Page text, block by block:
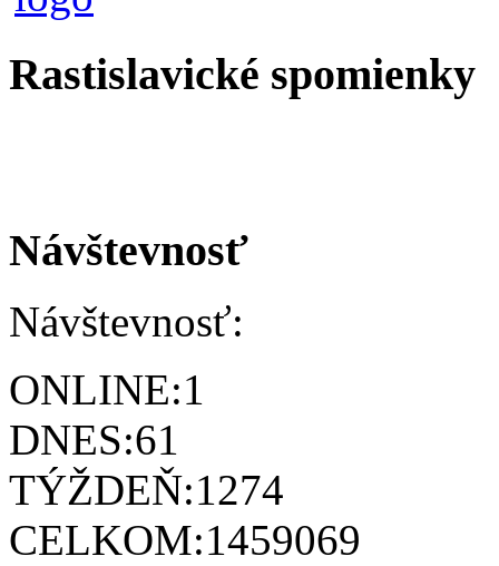
Rastislavické spomienky
Návštevnosť
Návštevnosť:
ONLINE:1
DNES:61
TÝŽDEŇ:1274
CELKOM:1459069